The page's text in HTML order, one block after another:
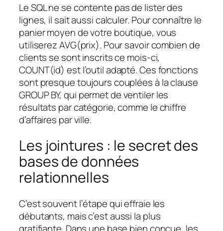
Le SQL ne se contente pas de lister des
lignes, il sait aussi calculer. Pour connaître le
panier moyen de votre boutique, vous
utiliserez AVG(prix). Pour savoir combien de
clients se sont inscrits ce mois-ci,
COUNT(id) est l’outil adapté. Ces fonctions
sont presque toujours couplées à la clause
GROUP BY, qui permet de ventiler les
résultats par catégorie, comme le chiffre
d’affaires par ville.
Les jointures : le secret des
bases de données
relationnelles
C’est souvent l’étape qui effraie les
débutants, mais c’est aussi la plus